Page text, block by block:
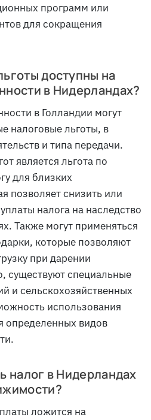
программ или
для сокращения
доступны на
в Нидерландах?
в Голландии могут
налоговые льготы, в
и типа передачи.
является льгота по
для близких
позволяет снизить или
налога на наследство
Также могут применяться
которые позволяют
при дарении
существуют специальные
и сельскохозяйственных
использования
определенных видов
налог в Нидерландах
ложится на